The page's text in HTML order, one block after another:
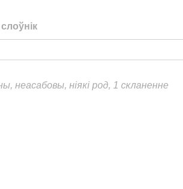
неасабовы, ніякі род, 1 скланенне